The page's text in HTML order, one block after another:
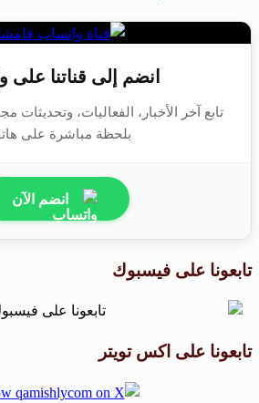
انضم إلى قناتنا على
تابع آخر الأخبار، الفعاليات،
بلحظة مباشرة على
انضم الآن
تابعونا على فيسبوك
تابعونا على اكس تويتر